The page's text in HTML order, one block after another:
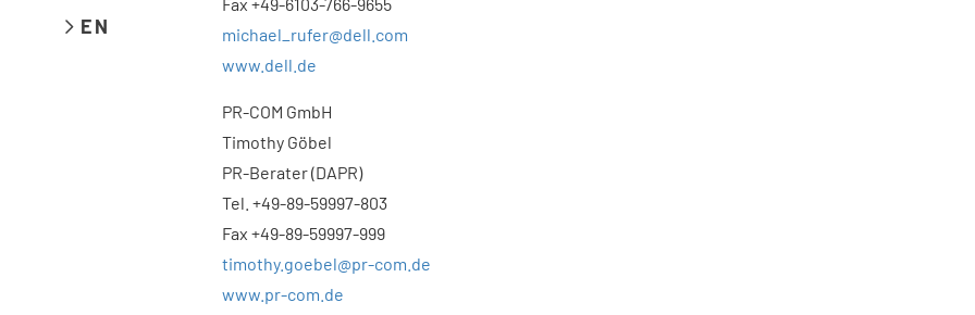
EN
michael_rufer@dell.com
www.dell.de
PR-COM GmbH
Timothy Göbel
PR-Berater (DAPR)
Tel. +49-89-59997-803
Fax +49-89-59997-999
timothy.goebel@pr-com.de
www.pr-com.de